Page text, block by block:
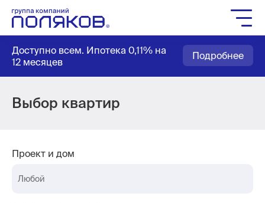
Доступно всем. Ипотека 0,11% на
12 месяцев
Подробнее
Группа компаний
Жилое строительство
Социальное строительство
Мастер-планирование
Выбор кладовых
Как купить
Выбор квартир
Проект и дом
Любой